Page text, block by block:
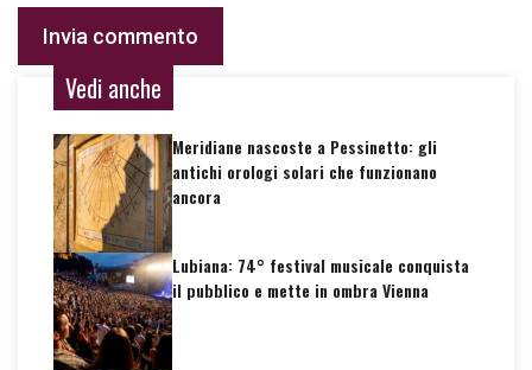
Vedi anche
Meridiane nascoste a Pessinetto: gli
antichi orologi solari che funzionano
ancora
Lubiana: 74° festival musicale conquista
il pubblico e mette in ombra Vienna